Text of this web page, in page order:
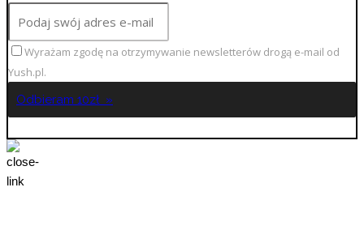
Wyrażam zgodę na otrzymywanie newsletterów drogą e-mail od
Yush.pl.
Odbieram 10zł »